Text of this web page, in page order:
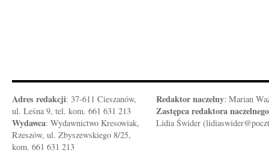
Adres redakcji: 37-611 Cieszanów,
ul. Leśna 9, tel. kom. 661 631 213
Wydawca: Wydawnictwo Kresowiak,
Rzeszów, ul. Zbyszewskiego 8/25,
kom. 661 631 213
Redaktor naczelny: Marian
Zastępca redaktora naczelnego
Lidia Świder